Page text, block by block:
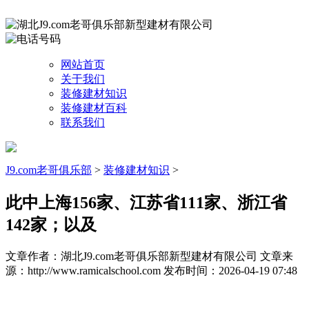
网站首页
关于我们
装修建材知识
装修建材百科
联系我们
J9.com老哥俱乐部 > 装修建材知识 >
此中上海156家、江苏省111家、浙江省
142家；以及
文章作者：湖北J9.com老哥俱乐部新型建材有限公司 文章来
源：http://www.ramicalschool.com 发布时间：2026-04-19 07:48